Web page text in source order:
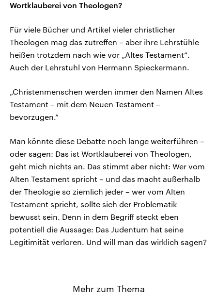
Wortklauberei von Theologen?
Für viele Bücher und Artikel vieler christlicher
Theologen mag das zutreffen – aber ihre Lehrstühle
heißen trotzdem nach wie vor „Altes Testament“.
Auch der Lehrstuhl von Hermann Spieckermann.
„Christenmenschen werden immer den Namen Altes
Testament – mit dem Neuen Testament –
bevorzugen.“
Man könnte diese Debatte noch lange weiterführen –
oder sagen: Das ist Wortklauberei von Theologen,
geht mich nichts an. Das stimmt aber nicht: Wer vom
Alten Testament spricht – und das macht außerhalb
der Theologie so ziemlich jeder – wer vom Alten
Testament spricht, sollte sich der Problematik
bewusst sein. Denn in dem Begriff steckt eben
potentiell die Aussage: Das Judentum hat seine
Legitimität verloren. Und will man das wirklich sagen?
Mehr zum Thema